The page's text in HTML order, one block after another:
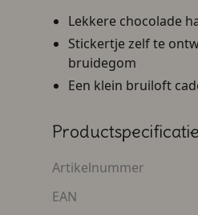
Lekkere chocolade
Stickertje zelf te
bruidegom
Een klein bruiloft
Artikelnummer
EAN